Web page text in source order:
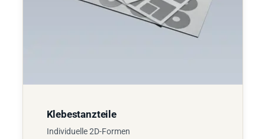
Klebestanzteile
Individuelle 2D-Formen